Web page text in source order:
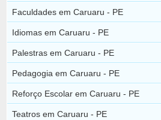
Faculdades em Caruaru - PE
Idiomas em Caruaru - PE
Palestras em Caruaru - PE
Pedagogia em Caruaru - PE
Reforço Escolar em Caruaru - PE
Teatros em Caruaru - PE